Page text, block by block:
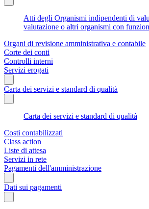
Atti degli Organismi indipendenti di
valutazione o altri organismi con
Organi di revisione amministrativa e contabile
Corte dei conti
Controlli interni
Servizi erogati
Carta dei servizi e standard di qualità
Carta dei servizi e standard di qualità
Costi contabilizzati
Class action
Liste di attesa
Servizi in rete
Pagamenti dell'amministrazione
Dati sui pagamenti